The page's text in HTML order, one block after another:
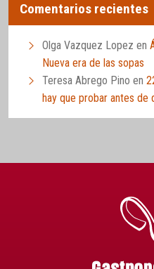
Comentarios recientes
Olga Vazquez Lopez en
Nueva era de las sopas
Teresa Abrego Pino en
hay que probar antes de